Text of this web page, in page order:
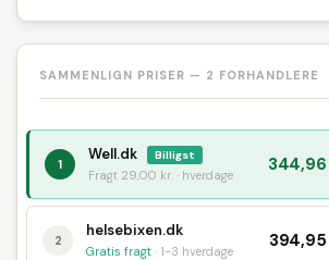
SAMMENLIGN PRISER — 2 FORHANDLERE
1
Well.dk Billigst
Fragt 29,00 kr. · hverdage 344,96
2
helsebixen.dk
Gratis fragt · 1-3 hverdage 394,95